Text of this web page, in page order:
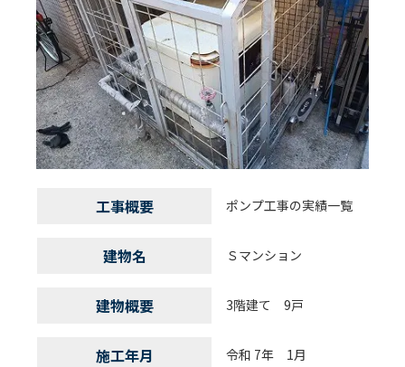
工事概要 ポンプ工事の実績一覧
建物名 Ｓマンション
建物概要 3階建て 9戸
施工年月 令和 7年 1月